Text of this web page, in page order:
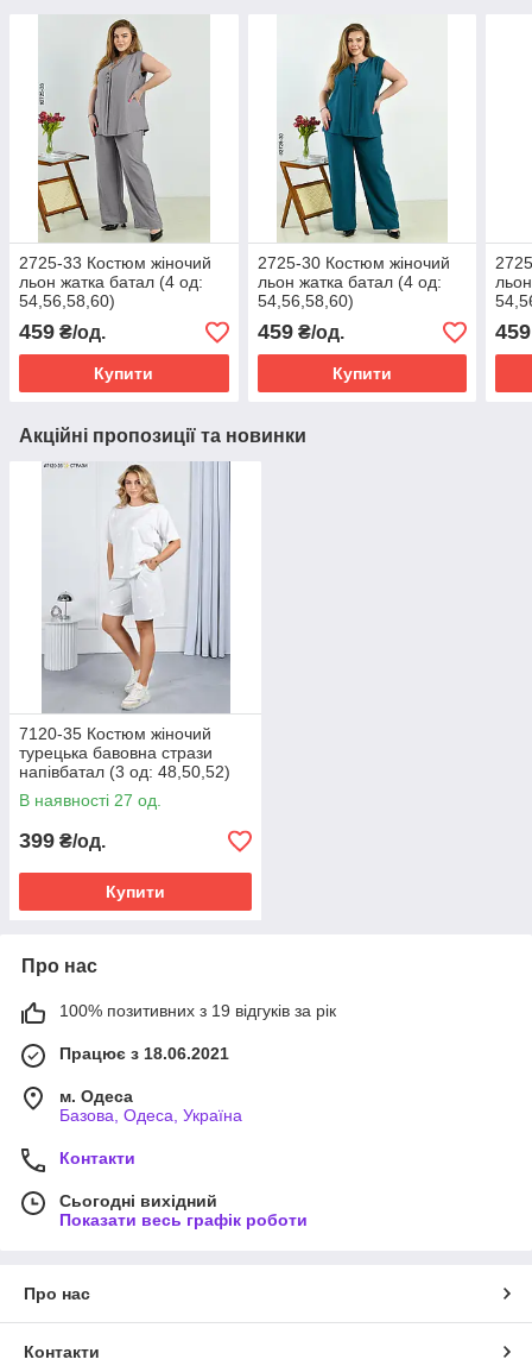
2725-33 Костюм жіночий
льон жатка батал (4 од:
54,56,58,60)
459 ₴/од.
Купити
2725-30 Костюм жіночий
льон жатка батал (4 од:
54,56,58,60)
459₴/од.
Купити
459
Акційні пропозиції та новинки
7120-35 Костюм жіночий
турецька бавовна стрази
напівбатал (3 од: 48,50,52)
В наявності 27 од.
399 ₴/од.
Купити
Про нас
100% позитивних з 19 відгуків за рік
Працює з 18.06.2021
м. Одеса
Базова, Одеса, Україна
Контакти
Сьогодні вихідний
Показати весь графік роботи
Про нас
Контакти